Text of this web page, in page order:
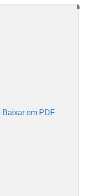
Baixar em PDF